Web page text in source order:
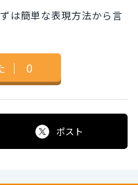
は簡単な表現方法から言
｜ 0
ポスト